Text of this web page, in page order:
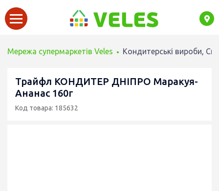
Мережа супермаркетів Veles Кондитерські вироби,
Трайфл КОНДИТЕР ДНІПРО Маракуя-
Ананас 160г
Код товара: 185632